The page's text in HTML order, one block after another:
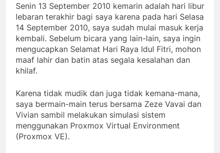
Senin 13 September 2010 kemarin adalah hari libur
lebaran terakhir bagi saya karena pada hari Selasa
14 September 2010, saya sudah mulai masuk kerja
kembali. Sebelum bicara yang lain-lain, saya ingin
mengucapkan Selamat Hari Raya Idul Fitri, mohon
maaf lahir dan batin atas segala kesalahan dan
khilaf.
Karena tidak mudik dan juga tidak kemana-mana,
saya bermain-main terus bersama Zeze Vavai dan
Vivian sambil melakukan simulasi sistem
menggunakan Proxmox Virtual Environment
(Proxmox VE).